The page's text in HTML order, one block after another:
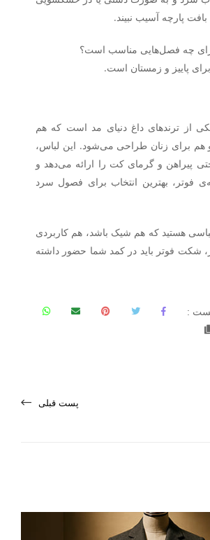
پارچه آسیب نبیند.
چه فصل‌هایی مناسب است؟
برای پاییز و زمستان است.
از ترندهای داغ دنیای مد است که هم
هم برای زنان طراحی می‌شود. این لباس،
پیراهن و گرمای کت را ارائه می‌دهد و
فوتر، بهترین انتخاب برای فصول سرد
هستید که هم شیک باشد، هم کاربردی
، شکت فوتر باید در کمد شما حضور داشته
:
پست قبلی